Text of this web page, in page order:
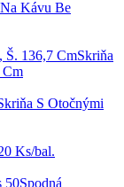
Kávu Be
Skriňa
Cm
S Otočnými
Ks/bal.
Spodná